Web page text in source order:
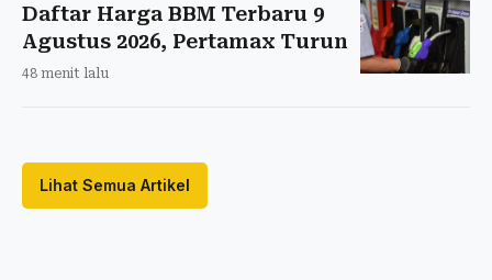
Daftar Harga BBM Terbaru 9
Agustus 2026, Pertamax Turun
48 menit lalu
Lihat Semua Artikel